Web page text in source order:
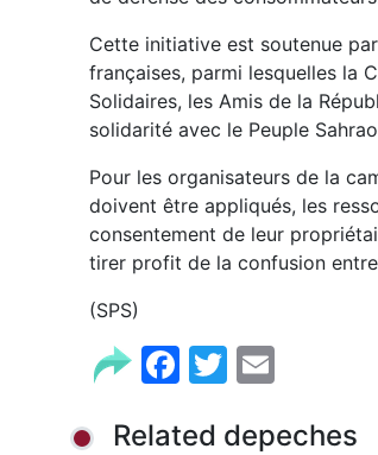
Cette initiative est soutenue
françaises, parmi lesquelles la
Solidaires, les Amis de la
solidarité avec le Peuple
Pour les organisateurs de la
doivent être appliqués, les
consentement de leur
tirer profit de la confusion
(SPS)
Facebook
Twitter
Related depeches